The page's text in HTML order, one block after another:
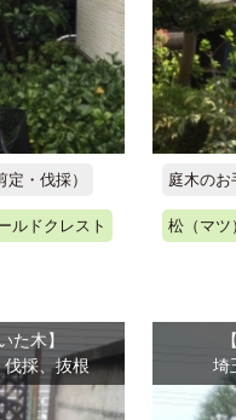
・伐採）
ルドクレスト
庭木のお
松（マツ
た木】
伐採、抜根
埼